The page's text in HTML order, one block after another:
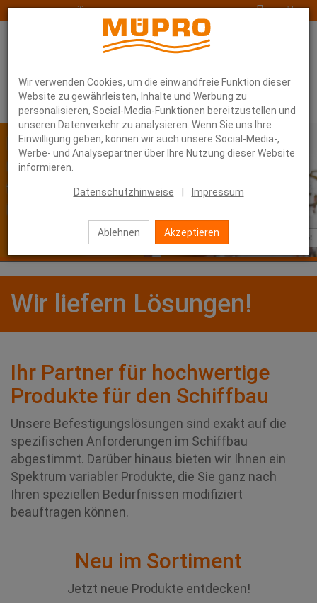
Wir verwenden Cookies, um die einwandfreie Funktion dieser
Website zu gewährleisten, Inhalte und Werbung zu
personalisieren, Social-Media-Funktionen bereitzustellen und
unseren Datenverkehr zu analysieren. Wenn Sie uns Ihre
Einwilligung geben, können wir auch unsere Social-Media-,
Werbe- und Analysepartner über Ihre Nutzung dieser Website
informieren.
Datenschutzhinweise Impressum
Ablehnen Akzeptieren
www.muepro-maritim.com
Wir liefern Lösungen!
Ihr Partner für hochwertige
Produkte für den Schiffbau
Unsere Befestigungslösungen sind exakt auf die
spezifischen Anforderungen im Schiffbau
abgestimmt. Darüber hinaus bieten wir Ihnen ein
Spektrum variabler Produkte, die Sie ganz nach
Ihren speziellen Bedürfnissen modifiziert
beauftragen können.
Neu im Sortiment
Jetzt neue Produkte entdecken!